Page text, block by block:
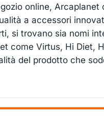
online,
a accessori
si trovano sia nomi
come Virtus, Hi Diet,
del prodotto che